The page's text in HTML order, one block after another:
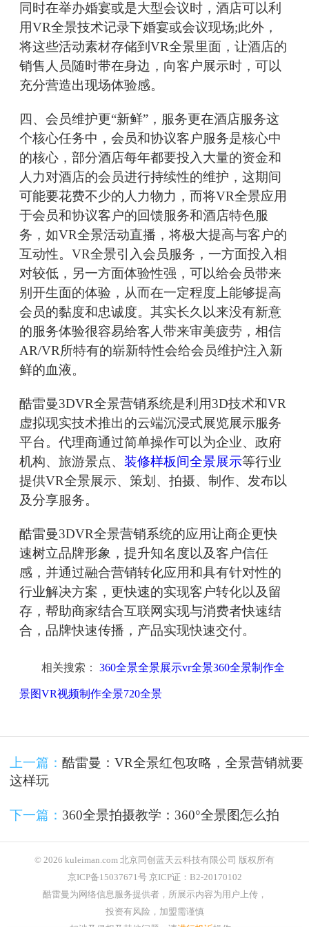
同时在举办婚宴或是大型会议时，酒店可以利
用VR全景技术记录下婚宴或会议现场;此外，
将这些活动素材存储到VR全景里面，让酒店的
销售人员随时带在身边，向客户展示时，可以
充分营造出现场体验感。
四、会员维护更“新鲜”，服务更在酒店服务这
个核心任务中，会员和协议客户服务是核心中
的核心，部分酒店每年都要投入大量的资金和
人力对酒店的会员进行持续性的维护，这期间
可能要花费不少的人力物力，而将VR全景应用
于会员和协议客户的回馈服务和酒店特色服
务，如VR全景活动直播，将极大提高与客户的
互动性。VR全景引入会员服务，一方面投入相
对较低，另一方面体验性强，可以给会员带来
别开生面的体验，从而在一定程度上能够提高
会员的黏度和忠诚度。其实长久以来没有新意
的服务体验很容易给客人带来审美疲劳，相信
AR/VR所特有的崭新特性会给会员维护注入新
鲜的血液。
酷雷曼3DVR全景营销系统是利用3D技术和VR
虚拟现实技术推出的云端沉浸式展览展示服务
平台。代理商通过简单操作可以为企业、政府
机构、旅游景点、 装修样板间全景展示等行业
提供VR全景展示、策划、拍摄、制作、发布以
及分享服务。
酷雷曼3DVR全景营销系统的应用让商企更快
速树立品牌形象，提升知名度以及客户信任
感，并通过融合营销转化应用和具有针对性的
行业解决方案，更快速的实现客户转化以及留
存，帮助商家结合互联网实现与消费者快速结
合，品牌快速传播，产品实现快速交付。
相关搜索： 360全景全景展示vr全景360全景制作全
景图VR视频制作全景720全景
上一篇： 酷雷曼：VR全景红包攻略，全景营销就要
这样玩
下一篇： 360全景拍摄教学：360°全景图怎么拍
© 2026 kuleiman.com 北京同创蓝天云科技有限公司 版权所有
京ICP备15037671号 京ICP证：B2-20170102
酷雷曼为网络信息服务提供者，所展示内容为用户上传，
投资有风险，加盟需谨慎